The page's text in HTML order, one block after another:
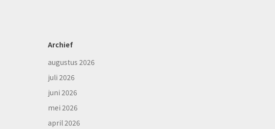
Archief
augustus 2026
juli 2026
juni 2026
mei 2026
april 2026